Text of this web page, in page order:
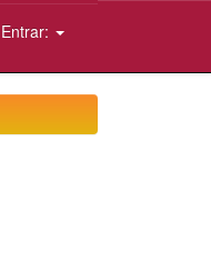
Entrar: